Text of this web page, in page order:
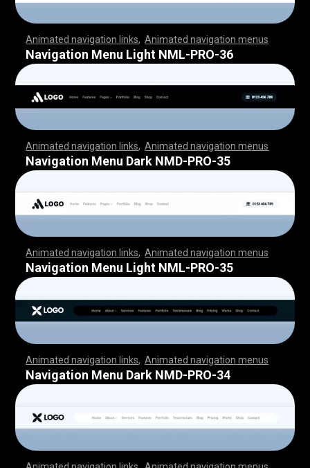
Animated navigation links ,Animated navigation menus
,,,,,,,,,,,,,,,,,,,,,,,,,,,, ,,,,,,,,,,,,,,,,,,,,,,,,,,,,,,,
,,,,,,,,,,,,,,,,,,,,,,,,,,,, ,,,,,,,,,,,,,,,,,,,,,,,,,,,,,,,
,,,,,,,,,,,,,,,,
Navigation Menu Light NML-PRO-36
Animated navigation links ,Animated navigation menus
,,,,,,,,,,,,,,,,,,,,,,,,,,,, ,,,,,,,,,,,,,,,,,,,,,,,,,,,,,,,
,,,,,,,,,,,,,,,,,,,,,,,,,,,, ,,,,,,,,,,,,,,,,,,,,,,,,,,,,,,,
,,,,,,,,,,,,,,,,
Navigation Menu Dark NMD-PRO-35
Animated navigation links ,Animated navigation menus
,,,,,,,,,,,,,,,,,,,,,,,,,,,, ,,,,,,,,,,,,,,,,,,,,,,,,,,,,,,,
,,,,,,,,,,,,,,,,,,,,,,,,,,,, ,,,,,,,,,,,,,,,,,,,,,,,,,,,,,,,
,,,,,,,,,,,,,,,,
Navigation Menu Light NML-PRO-35
Animated navigation links ,Animated navigation menus
,,,,,,,,,,,,,,,,,,,,,,,,,,,, ,,,,,,,,,,,,,,,,,,,,,,,,,,,,,,,
,,,,,,,,,,,,,,,,,,,,,,,,,,,, ,,,,,,,,,,,,,,,,,,,,,,,,,,,,,,,
,,,,,,,,,,,,,,,,
Navigation Menu Dark NMD-PRO-34